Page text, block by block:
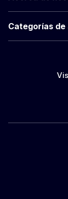
Categorías